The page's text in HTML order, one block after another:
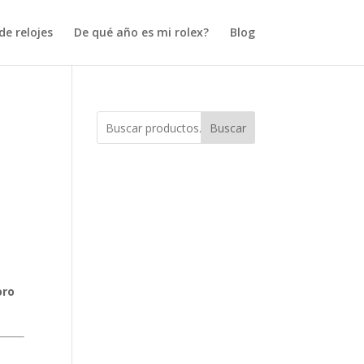
relojes De qué año es mi rolex? Blog
Buscar